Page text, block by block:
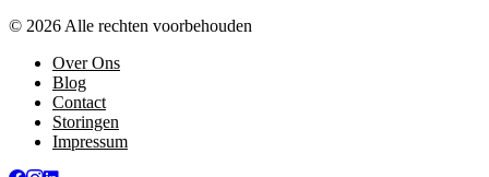
© 2026 Alle rechten voorbehouden
Over Ons
Blog
Contact
Storingen
Impressum